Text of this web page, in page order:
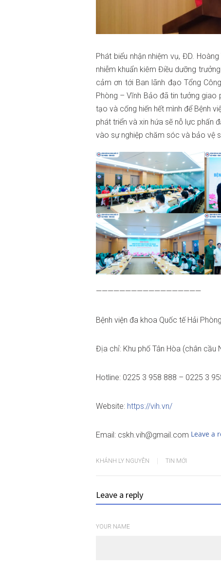
Phát biểu nhận nhiệm vụ, ĐD.
nhiễm khuẩn kiêm Điều dưỡng
cảm ơn tới Ban lãnh đạo Tổng
Phòng – Vĩnh Bảo đã tin tưởng giao
tạo và cống hiến hết mình để Bệnh
phát triển và xin hứa sẽ nỗ lực phấn
vào sự nghiệp chăm sóc và bảo vệ
——————————————————
Bệnh viện đa khoa Quốc tế Hải
Địa chỉ: Khu phố Tân Hòa (chân cầu
Hotline: 0225 3 958 888 – 0225 3
Website: https://vih.vn/
Email: cskh.vih@gmail.com Leave a
KHÁNH LY NGUYỄN TIN MỚI
Leave a reply
YOUR NAME